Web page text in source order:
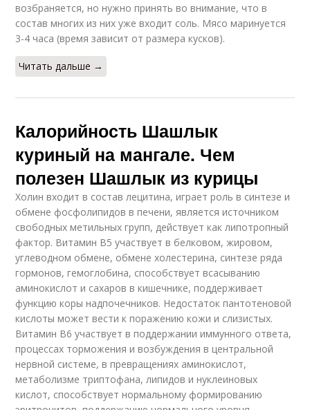
возбраняется, но нужно принять во внимание, что в
состав многих из них уже входит соль. Мясо маринуется
3-4 часа (время зависит от размера кусков).
Читать дальше →
Калорийность Шашлык
куриный на мангале. Чем
полезен Шашлык из курицы
Холин входит в состав лецитина, играет роль в синтезе и
обмене фосфолипидов в печени, является источником
свободных метильных групп, действует как липотропный
фактор. Витамин В5 участвует в белковом, жировом,
углеводном обмене, обмене холестерина, синтезе ряда
гормонов, гемоглобина, способствует всасыванию
аминокислот и сахаров в кишечнике, поддерживает
функцию коры надпочечников. Недостаток пантотеновой
кислоты может вести к поражению кожи и слизистых.
Витамин В6 участвует в поддержании иммунного ответа,
процессах торможения и возбуждения в центральной
нервной системе, в превращениях аминокислот,
метаболизме триптофана, липидов и нуклеиновых
кислот, способствует нормальному формированию